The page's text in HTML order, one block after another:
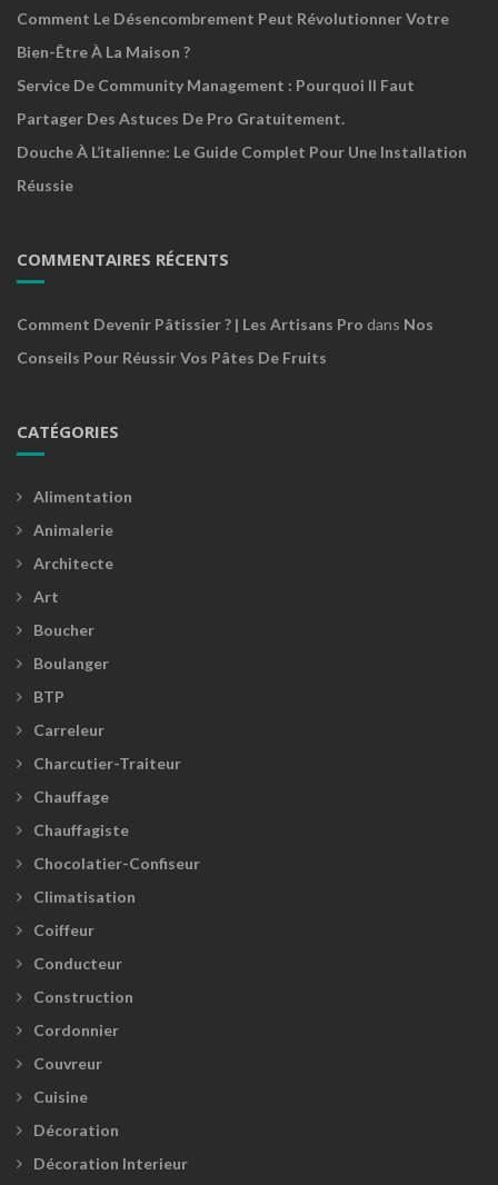
Comment Le Désencombrement Peut Révolutionner Votre
Bien-Être À La Maison ?
Service De Community Management : Pourquoi Il Faut
Partager Des Astuces De Pro Gratuitement.
Douche À L’italienne: Le Guide Complet Pour Une Installation
Réussie
COMMENTAIRES RÉCENTS
Comment Devenir Pâtissier ? | Les Artisans Pro dans Nos
Conseils Pour Réussir Vos Pâtes De Fruits
CATÉGORIES
Alimentation
Animalerie
Architecte
Art
Boucher
Boulanger
BTP
Carreleur
Charcutier-Traiteur
Chauffage
Chauffagiste
Chocolatier-Confiseur
Climatisation
Coiffeur
Conducteur
Construction
Cordonnier
Couvreur
Cuisine
Décoration
Décoration Interieur